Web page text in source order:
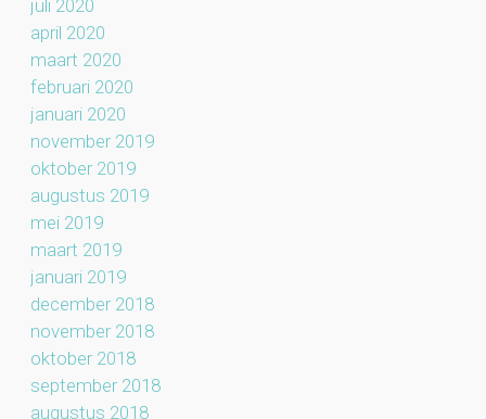
juli 2020
april 2020
maart 2020
februari 2020
januari 2020
november 2019
oktober 2019
augustus 2019
mei 2019
maart 2019
januari 2019
december 2018
november 2018
oktober 2018
september 2018
augustus 2018